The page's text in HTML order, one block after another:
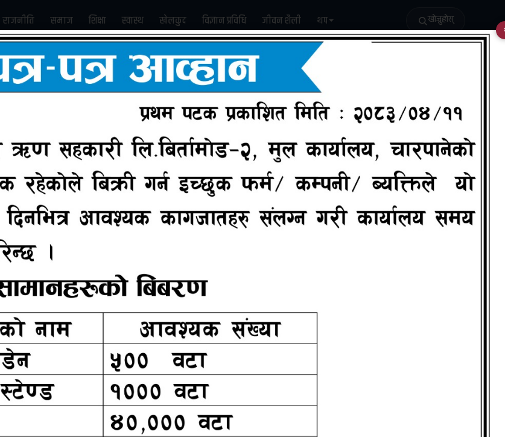
राजनीति समाज शिक्षा स्वास्थ खेलकुद विज्ञान प्रविधि जीवन शैली थप खोज्नुहोस्
Subscribe us on Youtube